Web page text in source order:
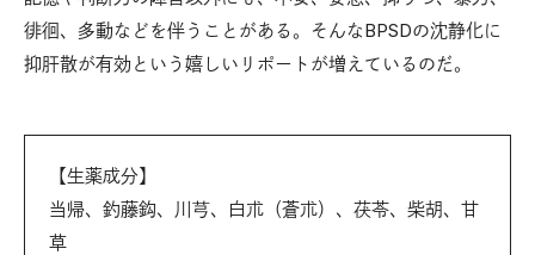
徘徊、多動などを伴うことがある。そんなBPSDの沈静化に
抑肝散が有効という嬉しいリポートが増えているのだ。
【生薬成分】
当帰、釣藤鈎、川芎、白朮（蒼朮）、茯苓、柴胡、甘
草